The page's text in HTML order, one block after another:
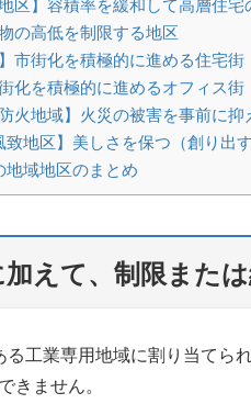
区】容積率を緩和して高層住
の高低を制限する地区
市街化を積極的に進める住宅街
化を積極的に進めるオフィス街
火地域】火災の被害を事前に抑
致地区】美しさを保つ（創り出
地域地区のまとめ
加えて、制限また
る工業専用地域に割り当てら
きません。